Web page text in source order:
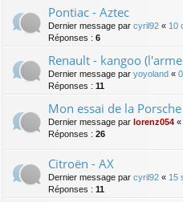
Pontiac - Aztec
Dernier message par cyril92 « 10
Réponses : 6
Renault - kangoo
Dernier message par yoyoland «
Réponses : 11
Mon essai de la
Dernier message par lorenz054 «
Réponses : 26
Citroën - AX
Dernier message par cyril92 « 15
Réponses : 11